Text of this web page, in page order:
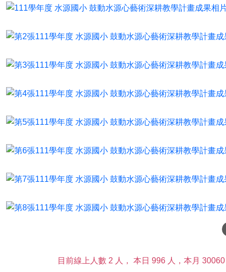
目前線上人數 2 人， 本日 996 人，本月